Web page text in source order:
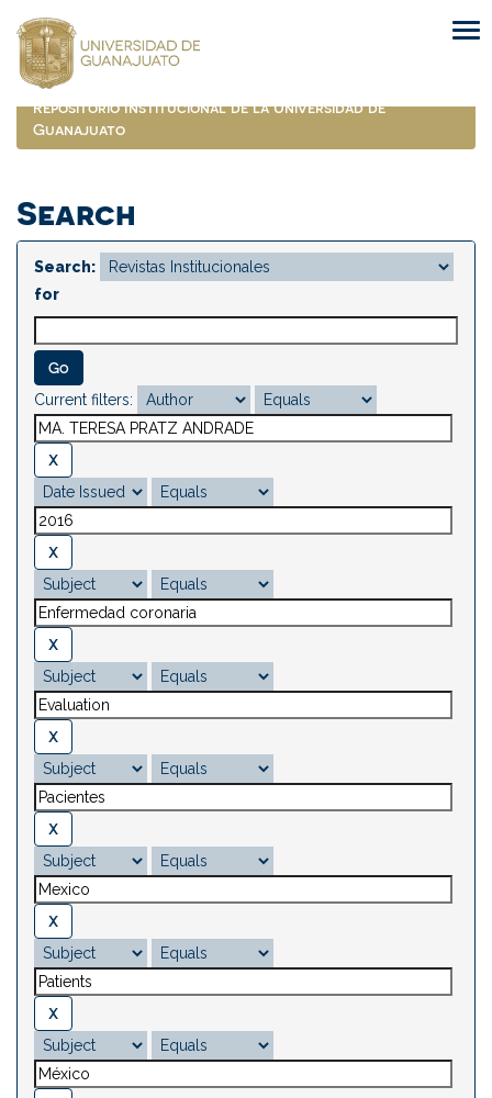
navigation
Repositorio Institucional de la Universidad de
Guanajuato
Search
Search:
for
Current filters: